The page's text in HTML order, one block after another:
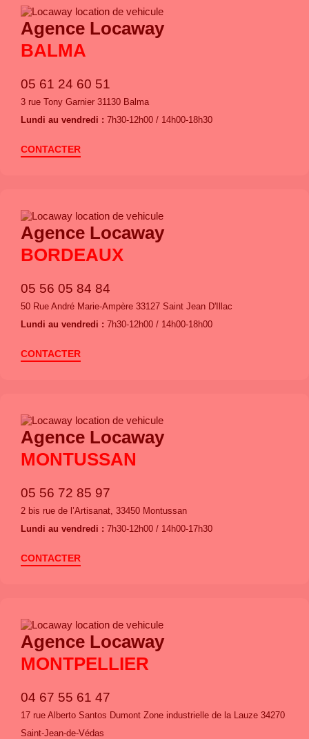
Agence Locaway
BALMA
05 61 24 60 51
3 rue Tony Garnier 31130 Balma
Lundi au vendredi : 7h30-12h00 / 14h00-18h30
CONTACTER
Agence Locaway
BORDEAUX
05 56 05 84 84
50 Rue André Marie-Ampère 33127 Saint Jean D'Illac
Lundi au vendredi : 7h30-12h00 / 14h00-18h00
CONTACTER
Agence Locaway
MONTUSSAN
05 56 72 85 97
2 bis rue de l’Artisanat, 33450 Montussan
Lundi au vendredi : 7h30-12h00 / 14h00-17h30
CONTACTER
Agence Locaway
MONTPELLIER
04 67 55 61 47
17 rue Alberto Santos Dumont Zone industrielle de la Lauze 34270
Saint-Jean-de-Védas